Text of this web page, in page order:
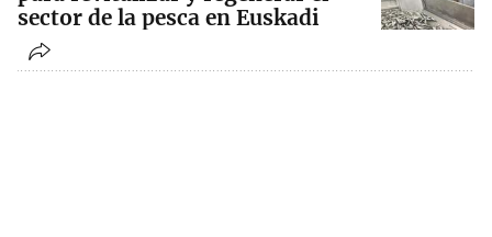
sector de la pesca en Euskadi